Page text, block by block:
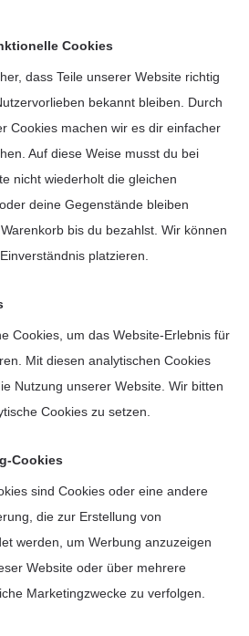
Cookies
dass Teile unserer Website richtig
bekannt bleiben. Durch
Cookies machen wir es dir einfacher
Auf diese Weise musst du bei
nicht wiederholt die gleichen
deine Gegenstände bleiben
bis du bezahlst. Wir können
platzieren.
Cookies, um das Website-Erlebnis für
Mit diesen analytischen Cookies
Nutzung unserer Website. Wir bitten
Cookies zu setzen.
Cookies
sind Cookies oder eine andere
die zur Erstellung von
werden, um Werbung anzuzeigen
Website oder über mehrere
Marketingzwecke zu verfolgen.